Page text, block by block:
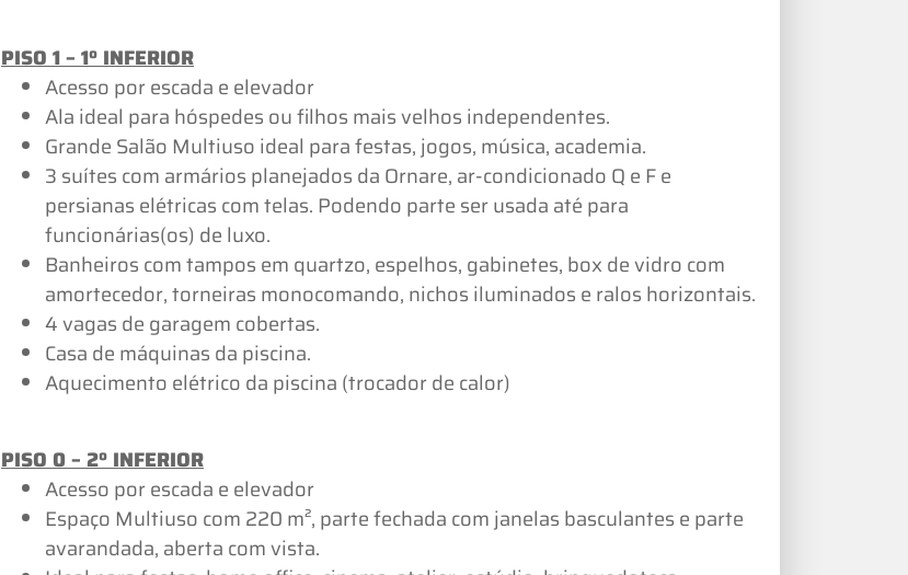
PISO 1 – 1º INFERIOR
Acesso por escada e elevador
Ala ideal para hóspedes ou filhos mais velhos independentes.
Grande Salão Multiuso ideal para festas, jogos, música, academia.
3 suítes com armários planejados da Ornare, ar-condicionado Q e F e
persianas elétricas com telas. Podendo parte ser usada até para
funcionárias(os) de luxo.
Banheiros com tampos em quartzo, espelhos, gabinetes, box de vidro com
amortecedor, torneiras monocomando, nichos iluminados e ralos horizontais.
4 vagas de garagem cobertas.
Casa de máquinas da piscina.
Aquecimento elétrico da piscina (trocador de calor)
PISO 0 – 2º INFERIOR
Acesso por escada e elevador
Espaço Multiuso com 220 m², parte fechada com janelas basculantes e parte
avarandada, aberta com vista.